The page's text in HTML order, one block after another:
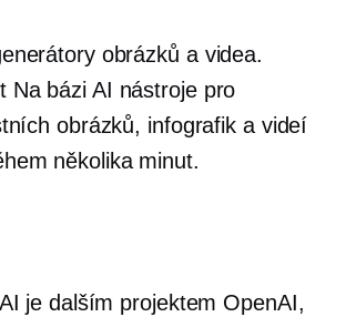
obrázků a videa.
Na bázi AI nástroje pro
obrázků, infografik a videí
několika minut.
je dalším projektem OpenAI,